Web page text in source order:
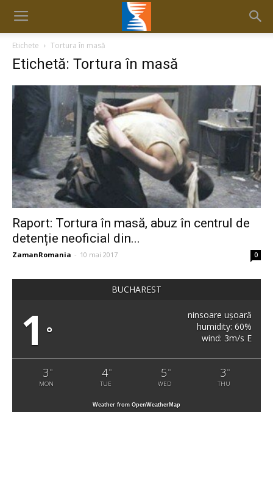
Etichete Tortura în masă
Etichetă: Tortura în masă
Raport: Tortura în masă, abuz în centrul de
detenție neoficial din...
ZamanRomania - 10 mai 2017 0
BUCHAREST
1 °
ninsoare ușoară
humidity: 60%
wind: 3m/s E
3 °
MON
4°
TUE
5 °
WED
3 °
THU
Weather from OpenWeatherMap